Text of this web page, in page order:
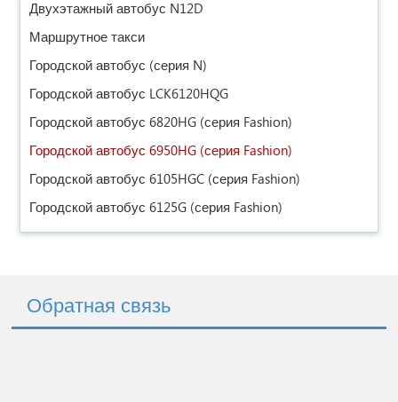
Двухэтажный автобус N12D
Маршрутное такси
Городской автобус (серия N)
Городской автобус LCK6120HQG
Городской автобус 6820HG (серия Fashion)
Городской автобус 6950HG (серия Fashion)
Городской автобус 6105HGC (серия Fashion)
Городской автобус 6125G (серия Fashion)
Обратная связь